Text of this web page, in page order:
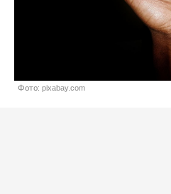
Фото: pixabay.com